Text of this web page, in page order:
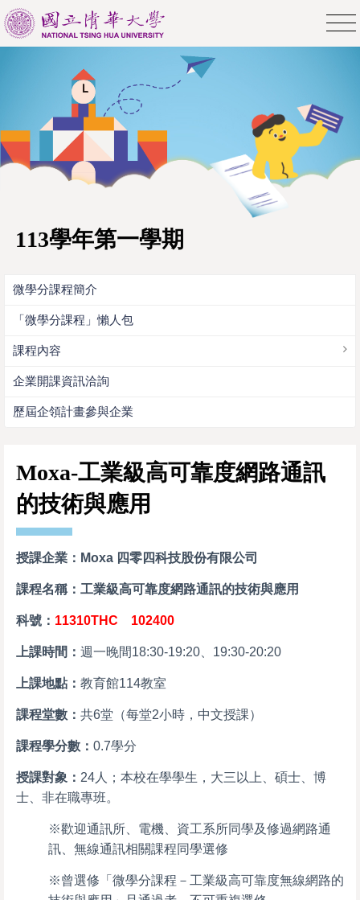
113學年第一學期
微學分課程簡介
「微學分課程」懶人包
課程內容
企業開課資訊洽詢
歷屆企領計畫參與企業
Moxa-工業級高可靠度網路通訊
的技術與應用
授課企業：Moxa 四零四科技股份有限公司
課程名稱：工業級高可靠度網路通訊的技術與應用
科號： 11310THC 102400
上課時間： 週一晚間18:30-19:20、19:30-20:20
上課地點： 教育館114教室
課程堂數： 共6堂（每堂2小時，中文授課）
課程學分數： 0.7學分
授課對象： 24人； 本校在學學生，大三以上、碩士、博
士、非在職專班。
※歡迎通訊所、電機、資工系所同學及修過網路通
訊、無線通訊相關課程同學選修
※曾選修「微學分課程－工業級高可靠度無線網路的